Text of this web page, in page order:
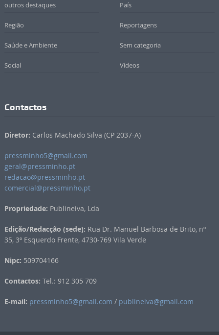
outros destaques País
Região Reportagens
Saúde e Ambiente Sem categoria
Social Vídeos
Contactos
Diretor: Carlos Machado Silva (CP 2037-A)
pressminho5@gmail.com
geral@pressminho.pt
redacao@pressminho.pt
comercial@pressminho.pt
Propriedade: Publineiva, Lda
Edição/Redacção (sede): Rua Dr. Manuel Barbosa de Brito, nº
35, 3º Esquerdo Frente, 4730-769 Vila Verde
Nipc: 509704166
Contactos: Tel.: 912 305 709
E-mail: pressminho5@gmail.com / publineiva@gmail.com